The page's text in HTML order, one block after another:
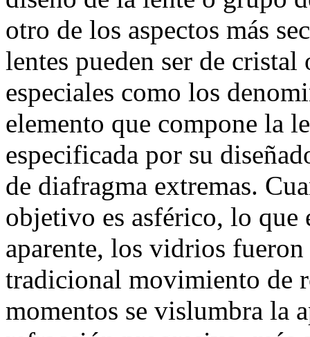
otro de los aspectos más
lentes pueden ser de
especiales como los
elemento que compone la
especificada por su
de diafragma extremas.
objetivo es asférico, lo que
aparente, los vidrios
tradicional movimiento de
momentos se vislumbra la